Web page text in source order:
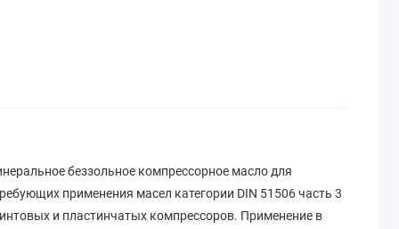
беззольное компрессорное масло для
применения масел категории DIN 51506 часть 3
и пластинчатых компрессоров. Применение в